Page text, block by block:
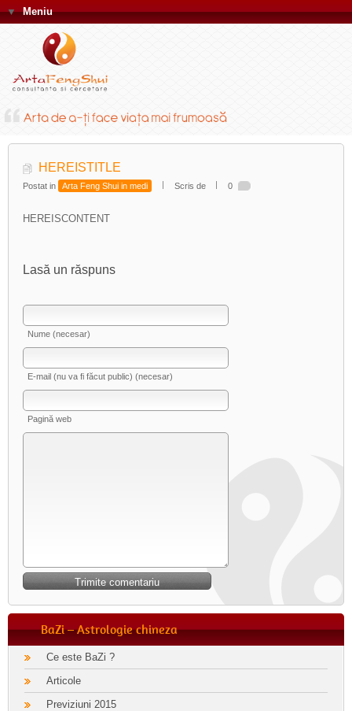
▼Meniu
HEREISTITLE
Postat in Arta Feng Shui in medi Scris de 0
HEREISCONTENT
Lasă un răspuns
Nume (necesar)
E-mail (nu va fi făcut public) (necesar)
Pagină web
BaZi – Astrologie chineza
Ce este BaZi ?
Articole
Previziuni 2015